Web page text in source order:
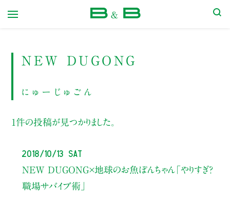
NEW DUGONG
にゅーじゅごん
1件の投稿が見つかりました。
2018/10/13 Sat
NEW DUGONG×地球のお魚ぽんちゃん「やりすぎ？
職場サバイブ術」